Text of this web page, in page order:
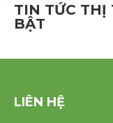
SUN
TIN TỨC THỊ
BẬT
LIÊN HỆ